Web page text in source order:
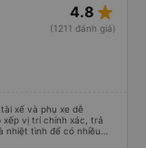
4.8 star_rate
(1211 đánh giá)
xế và phụ xe dễ
xếp vị trí chính xác, trả
nhiệt tình để có nhiều